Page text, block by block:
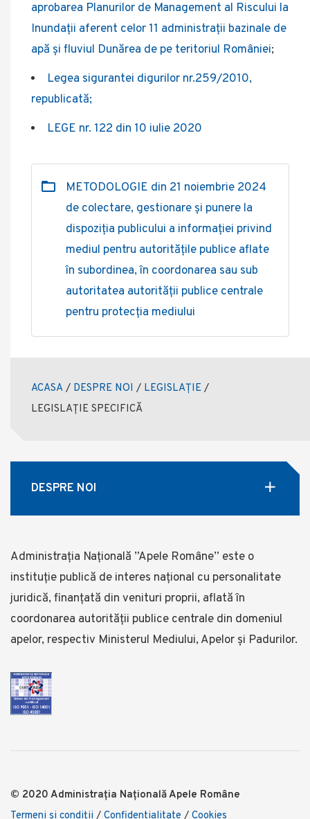
aprobarea Planurilor de Management al Riscului la
Inundații aferent celor 11 administrații bazinale de
apă și fluviul Dunărea de pe teritoriul României;
Legea sigurantei digurilor nr.259/2010,
republicată;
LEGE nr. 122 din 10 iulie 2020
METODOLOGIE din 21 noiembrie 2024
de colectare, gestionare și punere la
dispoziția publicului a informației privind
mediul pentru autoritățile publice aflate
în subordinea, în coordonarea sau sub
autoritatea autorității publice centrale
pentru protecția mediului
ACASA / DESPRE NOI / LEGISLAȚIE /
LEGISLAȚIE SPECIFICĂ
DESPRE NOI
Administrația Națională ”Apele Române” este o
instituție publică de interes național cu personalitate
juridică, finanţată din venituri proprii, aflată în
coordonarea autorității publice centrale din domeniul
apelor, respectiv Ministerul Mediului, Apelor și Padurilor.
© 2020 Administrația Națională Apele Române
Termeni şi condiţii / Confidentialitate / Cookies